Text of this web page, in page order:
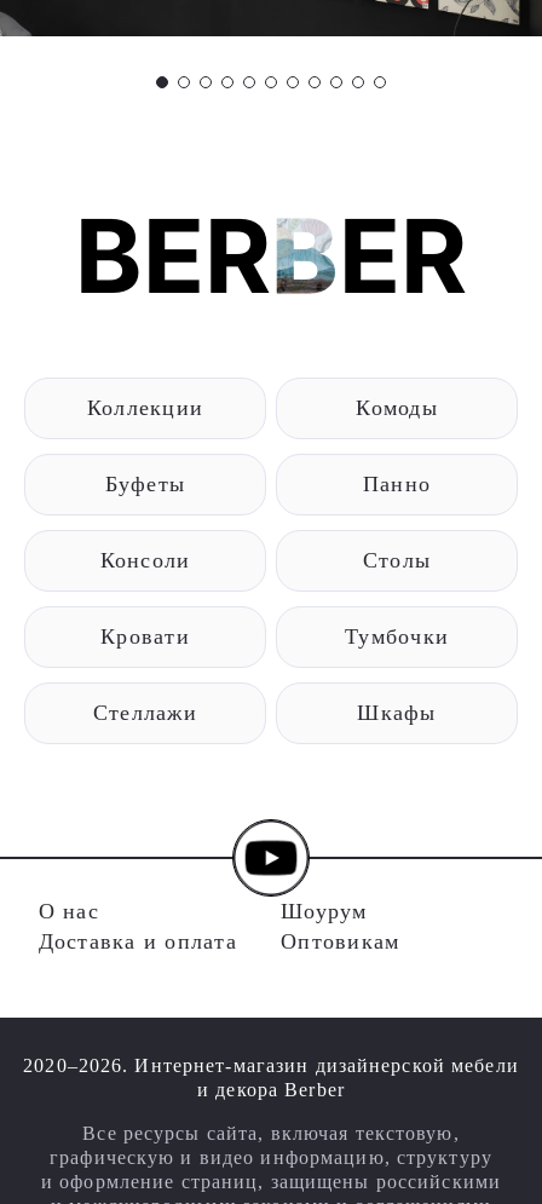
BERBER
Коллекции Комоды
Буфеты Панно
Консоли Столы
Кровати Тумбочки
Стеллажи Шкафы
О нас
Доставка и оплата
Шоурум
Оптовикам
2020–2026. Интернет-магазин дизайнерской мебели
и декора Berber
Все ресурсы сайта, включая текстовую,
графическую и видео информацию, структуру
и оформление страниц, защищены российскими